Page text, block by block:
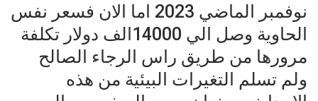
نوفمبر الماضي 2023 اما الان فسعر نفس
الحاوية وصل الي 14000الف دولار تكلفة
مرورها من طريق راس الرجاء الصالح
ولم تسلم التغيرات البيئية من هذه